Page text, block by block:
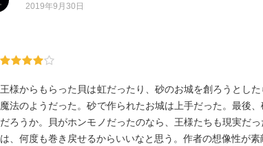
2019年9月30日
王様からもらった貝は虹だったり、砂のお城を創ろうとした
魔法のようだった。砂で作られたお城は上手だった。最後
だろうか。貝がホンモノだったのなら、王様たちも現実だ
は、何度も巻き戻せるからいいなと思う。作者の想像性が素